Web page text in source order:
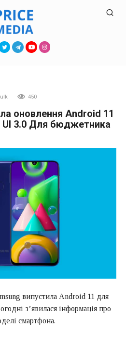
450
оновлення Android 11
UI 3.0 Для бюджетника
випустила Android 11 для
з’явилася інформація про
смартфона.